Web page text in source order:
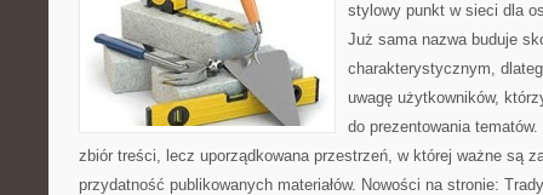
stylowy punkt w sieci dla
Już sama nazwa buduje
charakterystycznym,
uwagę użytkowników,
do prezentowania
zbiór treści, lecz uporządkowana przestrzeń, w której ważne są
przydatność publikowanych materiałów. Nowości na stronie: